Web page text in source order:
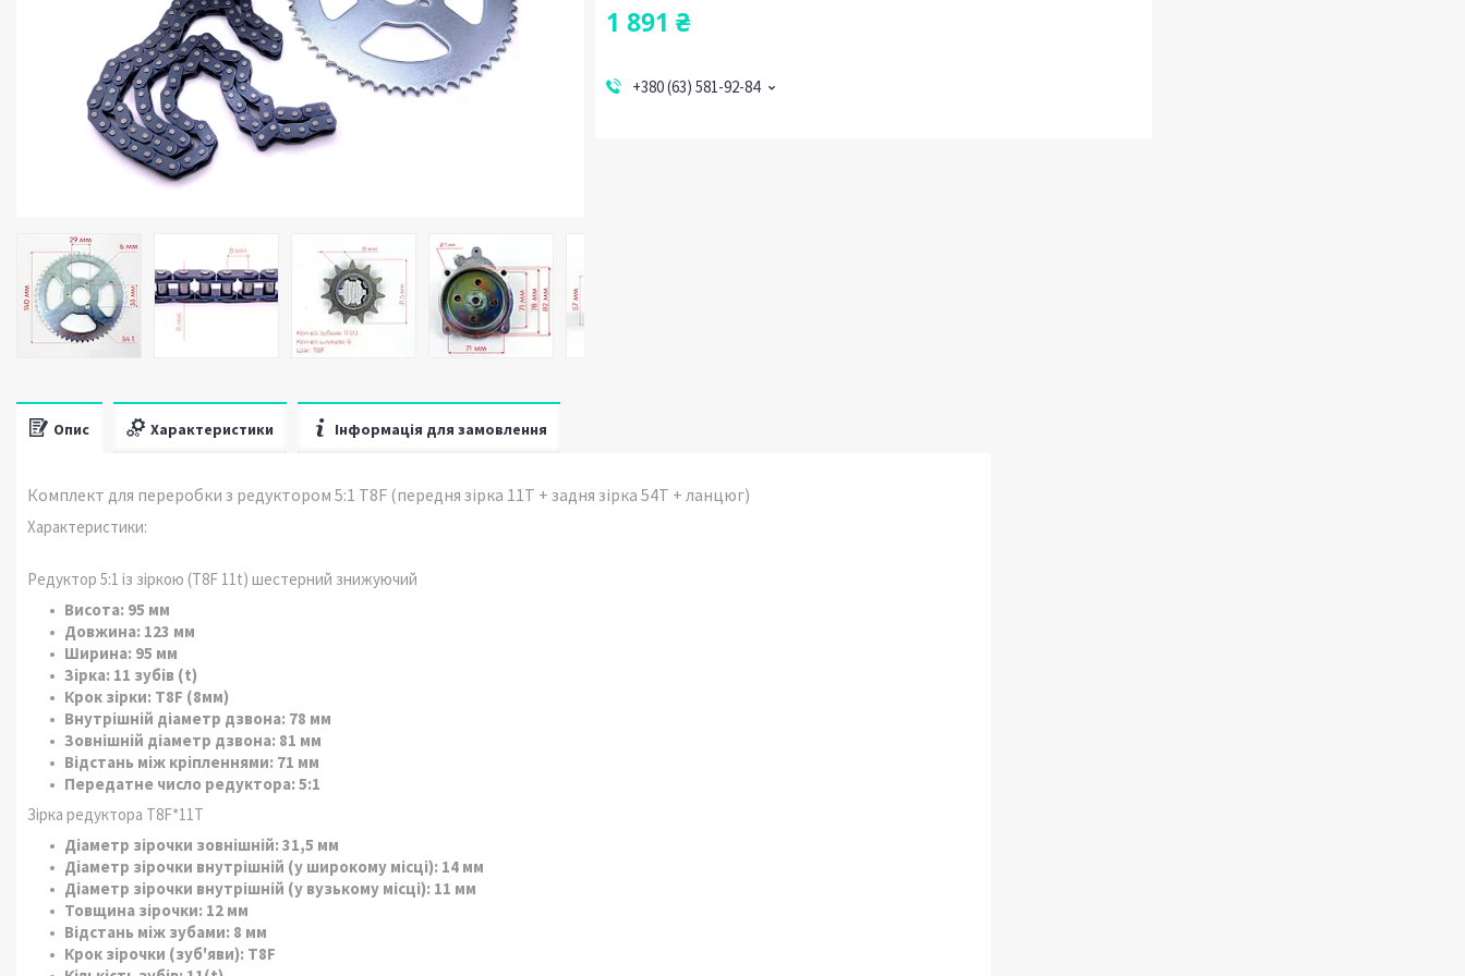
1 891 ₴
+380 (63) 581-92-84
Опис Характеристики Інформація для замовлення
Комплект для переробки з редуктором 5:1 T8F (передня зірка 11T + задня зірка 54Т + ланцюг)
Характеристики:
Редуктор 5:1 із зіркою (T8F 11t) шестерний знижуючий
Висота: 95 мм
Довжина: 123 мм
Ширина: 95 мм
Зірка: 11 зубів (t)
Крок зірки: T8F (8мм)
Внутрішній діаметр дзвона: 78 мм
Зовнішній діаметр дзвона: 81 мм
Відстань між кріпленнями: 71 мм
Передатне число редуктора: 5:1
Зірка редуктора T8F*11T
Діаметр зірочки зовнішній: 31,5 мм
Діаметр зірочки внутрішній (у широкому місці): 14 мм
Діаметр зірочки внутрішній (у вузькому місці): 11 мм
Товщина зірочки: 12 мм
Відстань між зубами: 8 мм
Крок зірочки (зуб'яви): T8F